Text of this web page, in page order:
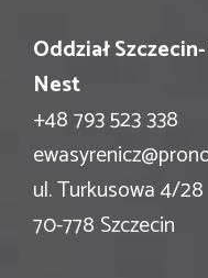
Oddział
Nest
+48 793 523 338
ul. Turkusowa 4/28
70-778 Szczecin